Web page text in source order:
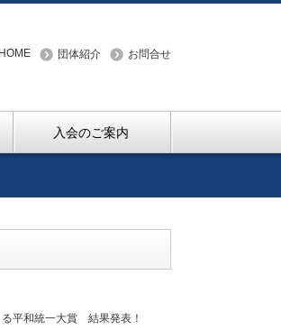
HOME 団体紹介 お問合せ
入会のご案内
平和統一大賞 結果発表！